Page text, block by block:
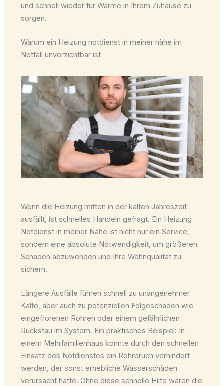
und schnell wieder für Wärme in Ihrem Zuhause zu
sorgen.
Warum ein Heizung notdienst in meiner nähe im
Notfall unverzichtbar ist
Wenn die Heizung mitten in der kalten Jahreszeit
ausfällt, ist schnelles Handeln gefragt. Ein Heizung
Notdienst in meiner Nähe ist nicht nur ein Service,
sondern eine absolute Notwendigkeit, um größeren
Schaden abzuwenden und Ihre Wohnqualität zu
sichern.
Längere Ausfälle führen schnell zu unangenehmer
Kälte, aber auch zu potenziellen Folgeschäden wie
eingefrorenen Rohren oder einem gefährlichen
Rückstau im System. Ein praktisches Beispiel: In
einem Mehrfamilienhaus konnte durch den schnellen
Einsatz des Notdienstes ein Rohrbruch verhindert
werden, der sonst erhebliche Wasserschäden
verursacht hätte. Ohne diese schnelle Hilfe wären die